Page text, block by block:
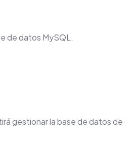
de datos MySQL.
gestionar la base de datos de